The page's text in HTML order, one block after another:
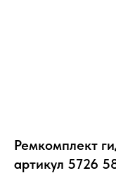
Ремкомплект
артикул 5726